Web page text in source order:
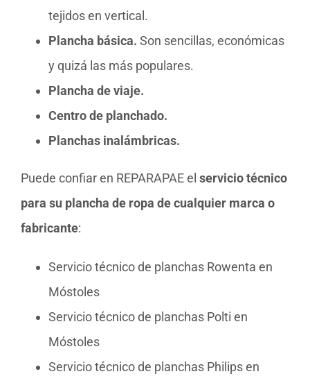
tejidos en vertical.
Plancha básica. Son sencillas, económicas
y quizá las más populares.
Plancha de viaje.
Centro de planchado.
Planchas inalámbricas.
Puede confiar en REPARAPAE el servicio técnico
para su plancha de ropa de cualquier marca o
fabricante:
Servicio técnico de planchas Rowenta en
Móstoles
Servicio técnico de planchas Polti en
Móstoles
Servicio técnico de planchas Philips en